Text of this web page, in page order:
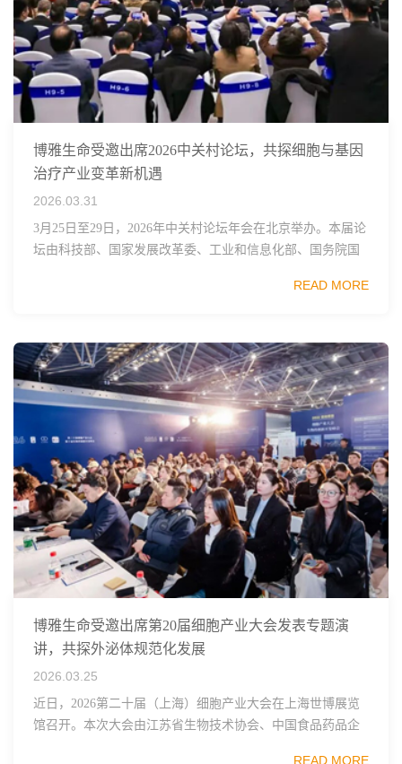
博雅生命受邀出席2026中关村论坛，共探细胞与基因
治疗产业变革新机遇
2026.03.31
3月25日至29日，2026年中关村论坛年会在北京举办。本届论
坛由科技部、国家发展改革委、工业和信息化部、国务院国
READ MORE
博雅生命受邀出席第20届细胞产业大会发表专题演
讲，共探外泌体规范化发展
2026.03.25
近日，2026第二十届（上海）细胞产业大会在上海世博展览
馆召开。本次大会由江苏省生物技术协会、中国食品药品企
READ MORE